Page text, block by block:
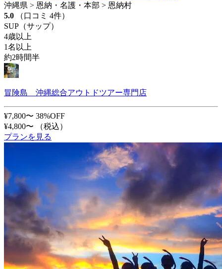
沖縄県 > 恩納・名護・本部 > 恩納村
5.0
（口コミ 4件）
SUP（サップ）
4歳以上
1名以上
約2時間半
冒険島 沖縄総合アウトドツアー専門店
¥7,800〜 38%OFF
¥4,800〜
（税込）
プランを見る